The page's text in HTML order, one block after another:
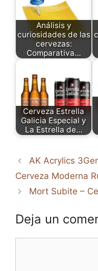
Análisis y
curiosidades de las
cervezas:
Comparativa…
Cerveza Estrella
Galicia Especial y
La Estrella de…
AK Acrylics
Cerveza Moderna
Mort Subite –
Deja un